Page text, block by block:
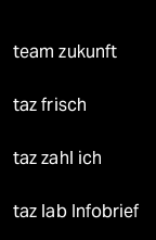
team zukunft
taz frisch
taz zahl ich
taz lab Infobrief